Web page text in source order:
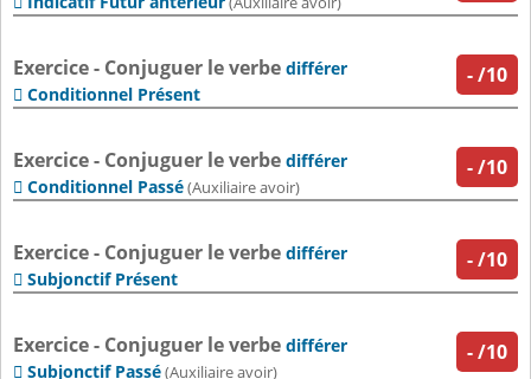
-/10
Exercice - Conjuguer le verbe différer
 Conditionnel Présent
-/10
Exercice - Conjuguer le verbe différer
 Conditionnel Passé(Auxiliaire avoir)
-/10
Exercice - Conjuguer le verbe différer
 Subjonctif Présent
-/10
Exercice - Conjuguer le verbe différer
 Subjonctif Passé(Auxiliaire avoir)